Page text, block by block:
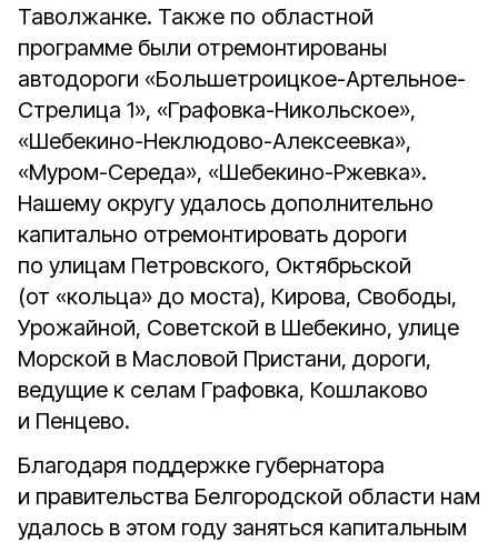
Таволжанке. Также по областной
программе были отремонтированы
автодороги «Большетроицкое-Артельное-
Стрелица 1», «Графовка-Никольское»,
«Шебекино-Неклюдово-Алексеевка»,
«Муром-Середа», «Шебекино-Ржевка».
Нашему округу удалось дополнительно
капитально отремонтировать дороги
по улицам Петровского, Октябрьской
(от «кольца» до моста), Кирова, Свободы,
Урожайной, Советской в Шебекино, улице
Морской в Масловой Пристани, дороги,
ведущие к селам Графовка, Кошлаково
и Пенцево.
Благодаря поддержке губернатора
и правительства Белгородской области нам
удалось в этом году заняться капитальным